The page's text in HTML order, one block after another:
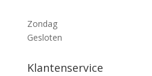
Zondag
Gesloten
Klantenservice